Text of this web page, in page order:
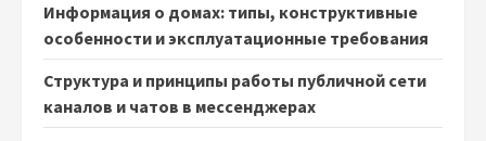
Информация о домах: типы, конструктивные
особенности и эксплуатационные требования
Структура и принципы работы публичной сети
каналов и чатов в мессенджерах